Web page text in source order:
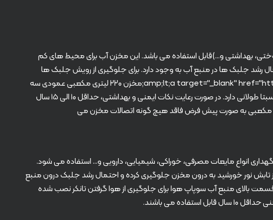
سوختی، بهداشتی و…)قابل استفاده می باشد. این مخزن آب برای محیط های کم
رشد جلبک ها در منبع آب به وجود دارد. برای جلوگیری از رویش جلبک ها
مخزن آب را در محیط های کم نور نصب کنید؛ و یا از &amp;lt;a target="_blank" href="https://radmanplast.ir/product/220_cubic_vertical_3"&amp;gt;مخزن ۲۲۰ لیتری مکعبی عمودی سه
لایه&amp;lt;/a&amp;gt; استفاده کنید. مخازن پلی اتیلن در برابر شرایط آب و هوایی مختلف کاملا مقاوم بوده و طول عمر نسبتا طولانی دارد. در صورت رعایت نکات ایمنی و بهداشتی، حداقل ۱۰ الی ۱۵ سال
مکعبی به صورت پیش فرض فاقد هیچ گونه اتصالات مخزن می
انواع مایعات مصرفی، خوراکی، شیمیایی، دارویی و… استفاده می شود.
از تابش نور خورشید به درون مخزن جلوگیری کرده و احتمال رشد جلبک درون منبع
بالای منبع آب سوپاپ هوا برای جلوگیری از هوا گرفتن تانکر نصب شده
می باشند.